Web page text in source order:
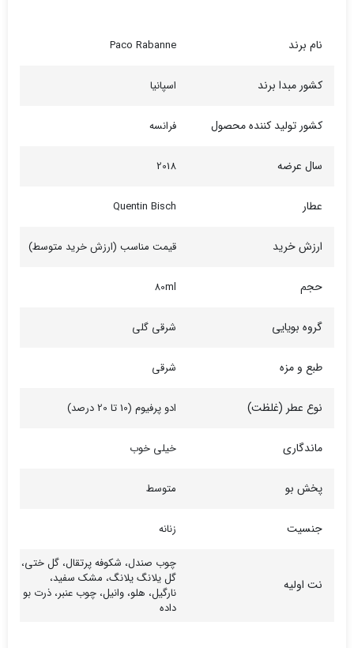
نام برند Paco Rabanne
کشور مبدا برند اسپانیا
کشور تولید کننده محصول فرانسه
سال عرضه 2018
عطار Quentin Bisch
ارزش خرید قیمت مناسب (ارزش خرید متوسط)
حجم 80ml
گروه بویایی شرقی گلی
طبع و مزه شرقی
نوع عطر (غلظت) ادو پرفیوم (10 تا 20 درصد)
ماندگاری خیلی خوب
پخش بو متوسط
جنسیت زنانه
نت اولیه
چوب صندل، شکوفه پرتقال، گل ختی،
گل یلانگ یلانگ، مشک سفید،
نارگیل، هلو، وانیل، چوب عنبر، ذرت بو
داده